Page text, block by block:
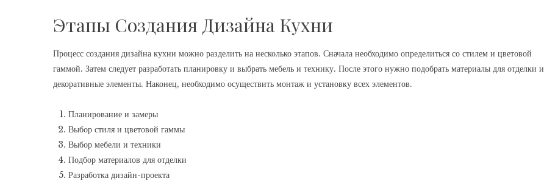
Этапы Создания Дизайна Кухни
Процесс создания дизайна кухни можно разделить на несколько этапов. Сначала необходимо определиться со стилем и цветовой
гаммой. Затем следует разработать планировку и выбрать мебель и технику. После этого нужно подобрать материалы для отделки и
декоративные элементы. Наконец, необходимо осуществить монтаж и установку всех элементов.
Планирование и замеры
Выбор стиля и цветовой гаммы
Выбор мебели и техники
Подбор материалов для отделки
Разработка дизайн-проекта